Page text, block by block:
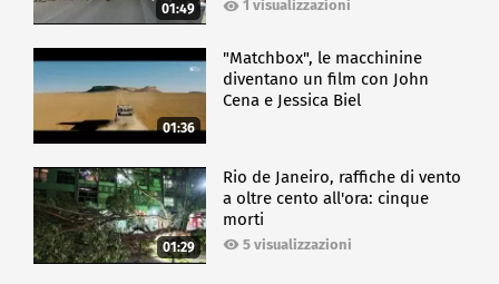
01:49 1 visualizzazioni
01:36
"Matchbox", le macchinine
diventano un film con John
Cena e Jessica Biel
01:29
Rio de Janeiro, raffiche di vento
a oltre cento all'ora: cinque
morti
5 visualizzazioni